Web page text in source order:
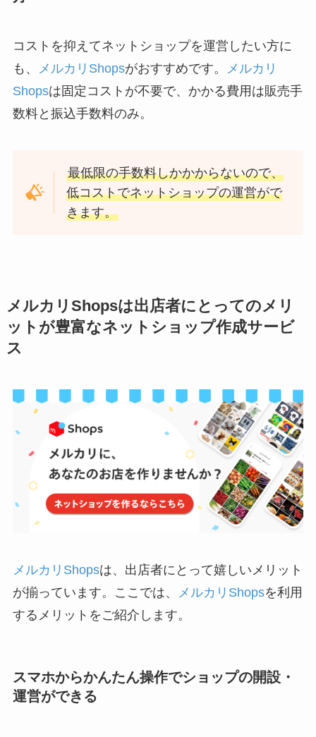
コストを抑えてネットショップを運営したい方に
も、
メルカリShopsがおすすめです。
メルカリ
Shopsは固定コストが不要で、かかる費用は販売手
数料と振込手数料のみ。
最低限の手数料しかかからないので、
低コストでネットショップの運営がで
きます。
メルカリShopsは出店者にとってのメリ
ットが豊富なネットショップ作成サービ
ス
メルカリShopsは、出店者にとって嬉しいメリット
が揃っています。ここでは、
メルカリShopsを利用
するメリットをご紹介します。
スマホからかんたん操作でショップの開設・
運営ができる